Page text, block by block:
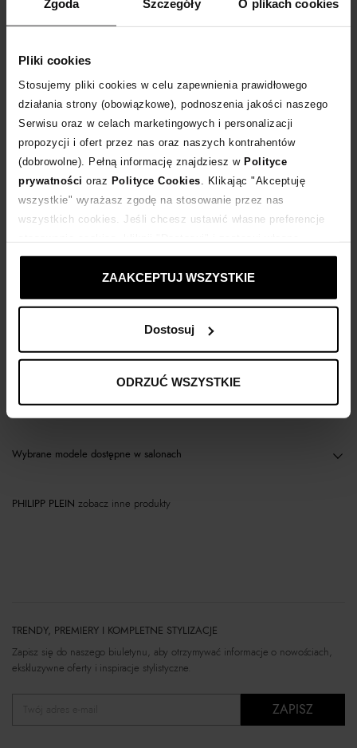
Zgoda Szczegóły O plikach cookies
Pliki cookies
Stosujemy pliki cookies w celu zapewnienia prawidłowego
działania strony (obowiązkowe), podnoszenia jakości naszego
Serwisu oraz w celach marketingowych i personalizacji
propozycji i ofert przez nas oraz naszych kontrahentów
(dobrowolne). Pełną informację znajdziesz w Polityce
prywatności oraz Polityce Cookies . Klikając "Akceptuję
wszystkie" wyrażasz zgodę na stosowanie przez nas
wszystkich cookies. Jeśli chcesz ustawić własne preferencje
ustawienia prywatności.
ZAAKCEPTUJ WSZYSTKIE
Dostosuj
ODRZUĆ WSZYSTKIE
Tabela rozmiarów
DODAJ DO KOSZYKA
Dostawa od 0 zł
14 dni na zwrot towaru
+240 punktów zyskujesz w Klubie Korzyści Sprawdź
Kup teraz, Zapłać później!
Opis produktu
Materiał
Wybrane modele dostępne w salonach
PHILIPP PLEIN zobacz inne produkty
TRENDY, PREMIERY I KOMPLETNE STYLIZACJE
Zapisz się do naszego biuletynu, aby otrzymywać informacje o nowościach,
ekskluzywne oferty i inspiracje stylistyczne.
ZAPISZ